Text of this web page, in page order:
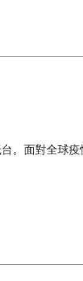
。面對全球